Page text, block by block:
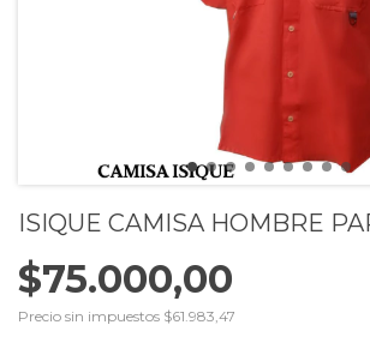
ISIQUE CAMISA HOMBRE
$75.000,00
Precio sin impuestos $61.983,47